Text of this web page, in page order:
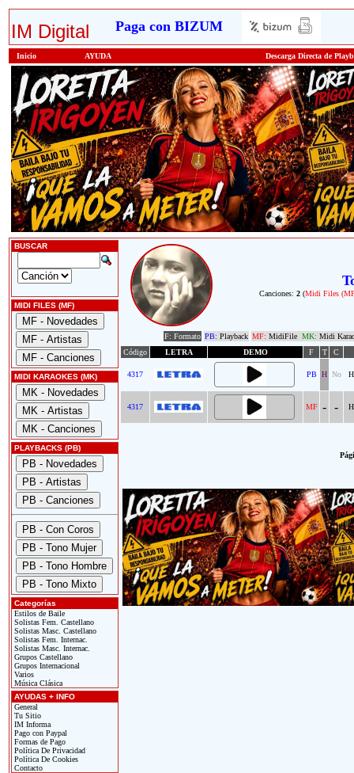
IM Digital Paga con BIZUM
Inicio AYUDA Descarga Directa de
BUSCAR
MIDI FILES (MF)
MIDI KARAOKES (MK)
PLAYBACKS (PB)
Categorías
Estilos de Baile
Solistas Fem. Castellano
Solistas Masc. Castellano
Solistas Fem. Internac.
Solistas Masc. Internac.
Grupos Castellano
Grupos Internacional
Varios
Música Clásica
AYUDAS + INFO
General
Tu Sitio
IM Informa
Pago con Paypal
Formas de Pago
Política De Privacidad
Política De Cookies
Contacto
Canciones: 2 (Midi Files
F: Formato PB: Playback MF: MidiFile MK: Midi
Código
LETRA DEMO F T C
4317 PB H No
4317 MF - -